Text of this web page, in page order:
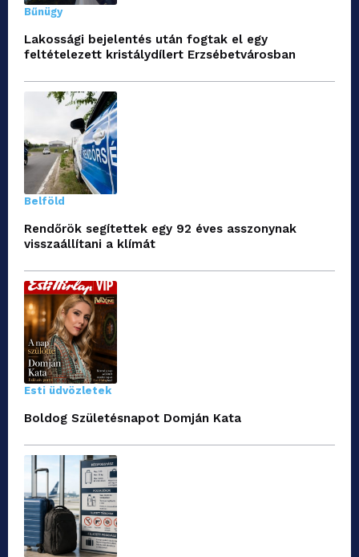
Bűnügy
Lakossági bejelentés után fogtak el egy
feltételezett kristálydílert Erzsébetvárosban
Belföld
Rendőrök segítettek egy 92 éves asszonynak
visszaállítani a klímát
Esti üdvözletek
Boldog Születésnapot Domján Kata